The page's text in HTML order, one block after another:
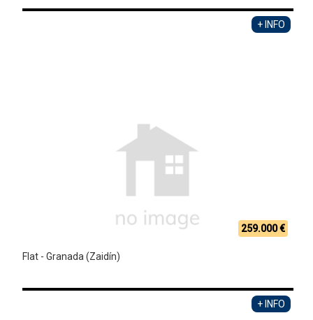
+ INFO
259.000 €
Flat - Granada (Zaidín)
+ INFO